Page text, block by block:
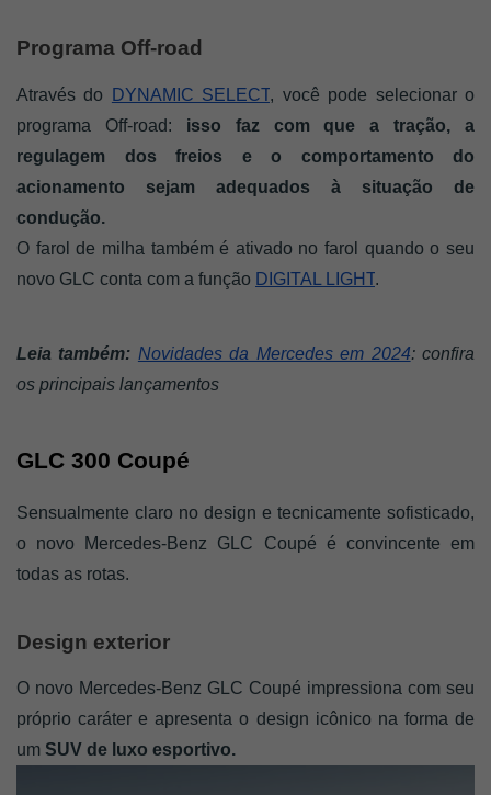
Programa Off-road
Através do DYNAMIC SELECT, você pode selecionar o
programa Off-road: isso faz com que a tração, a
regulagem dos freios e o comportamento do
acionamento sejam adequados à situação de
condução.
O farol de milha também é ativado no farol quando o seu
novo GLC conta com a função DIGITAL LIGHT.
Leia também: Novidades da Mercedes em 2024: confira
os principais lançamentos
GLC 300 Coupé
Sensualmente claro no design e tecnicamente sofisticado,
o novo Mercedes-Benz GLC Coupé é convincente em
todas as rotas.
Design exterior
O novo Mercedes-Benz GLC Coupé impressiona com seu
próprio caráter e apresenta o design icônico na forma de
um SUV de luxo esportivo.